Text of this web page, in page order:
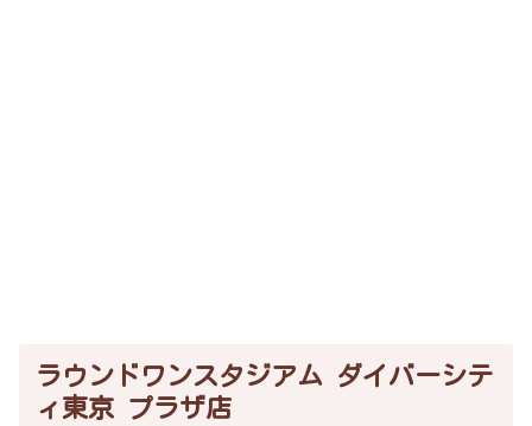
ラウンドワンスタジアム ダイバーシテ
ィ東京 プラザ店